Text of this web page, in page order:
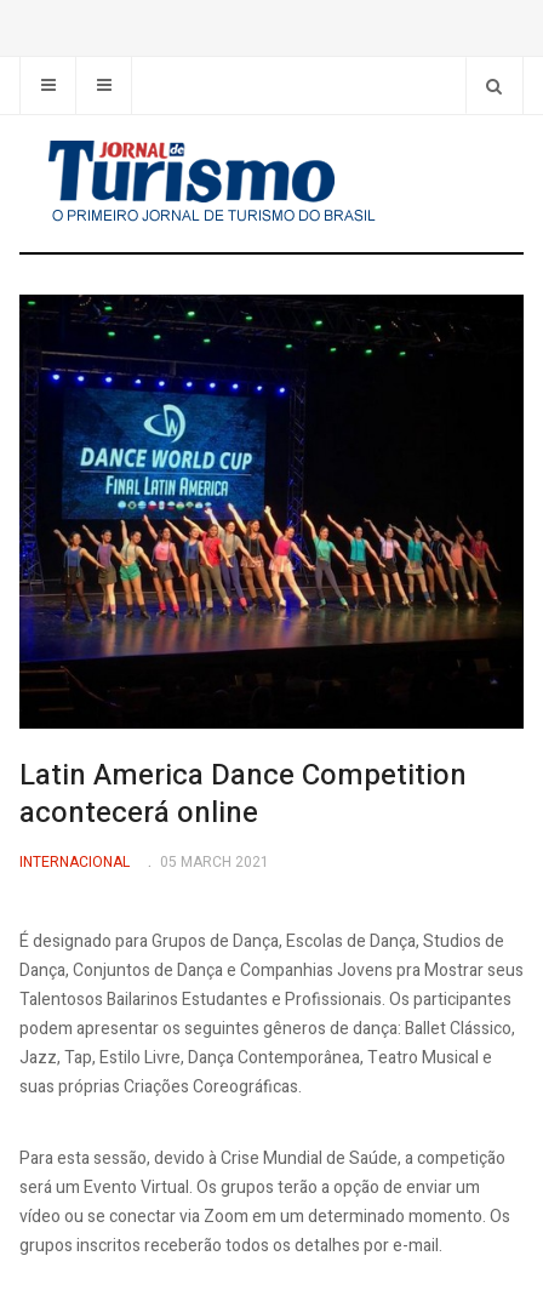
Latin America Dance Competition
acontecerá online
INTERNACIONAL 05 MARCH 2021
É designado para Grupos de Dança, Escolas de Dança, Studios de
Dança, Conjuntos de Dança e Companhias Jovens pra Mostrar seus
Talentosos Bailarinos Estudantes e Profissionais. Os participantes
podem apresentar os seguintes gêneros de dança: Ballet Clássico,
Jazz, Tap, Estilo Livre, Dança Contemporânea, Teatro Musical e
suas próprias Criações Coreográficas.
Para esta sessão, devido à Crise Mundial de Saúde, a competição
será um Evento Virtual. Os grupos terão a opção de enviar um
vídeo ou se conectar via Zoom em um determinado momento. Os
grupos inscritos receberão todos os detalhes por e-mail.